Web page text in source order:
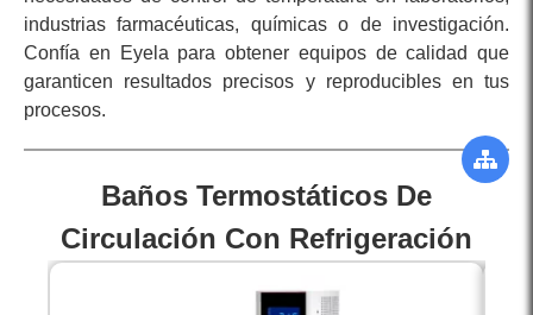
industrias farmacéuticas, químicas o de investigación.
Confía en Eyela para obtener equipos de calidad que
garanticen resultados precisos y reproducibles en tus
procesos.
Baños Termostáticos De
Circulación Con Refrigeración